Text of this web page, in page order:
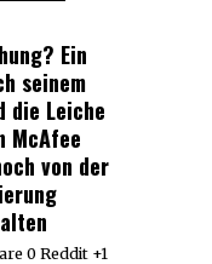
Ein
seinem
die Leiche
McAfee
von der
0 Reddit +1